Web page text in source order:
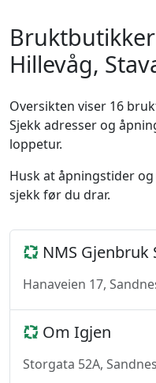
Hillevåg,
Oversikten viser 16
Sjekk adresser og
loppetur.
Husk at åpningstider
sjekk før du drar.
NMS Gjenbruk
Hanaveien 17,
Om Igjen
Storgata 52A, Sandnes